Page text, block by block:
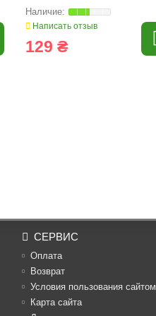
Написать отзыв
129 ₴
СЕРВИС
Оплата
Возврат
Условия пользования сайтом
Карта сайта